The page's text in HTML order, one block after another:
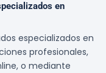
en
especializados en
profesionales,
o mediante